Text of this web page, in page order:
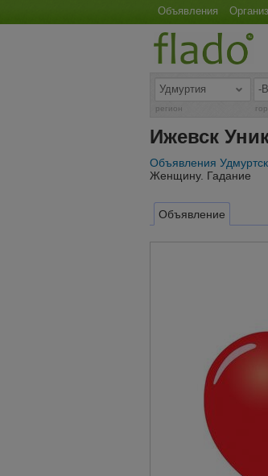
Объявления
регион
Ижевск
Объявления
Женщину. Гадание
Объявление